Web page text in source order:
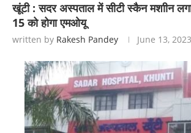
खूंटी : सदर अस्पताल में सीटी स्कैन मशाीन
15 को होगा एमओयू
written by Rakesh Pandey June 13, 2023